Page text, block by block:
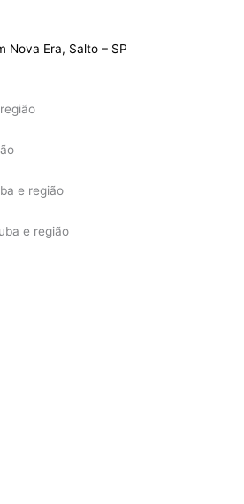
Nova Era, Salto – SP
e região
e região